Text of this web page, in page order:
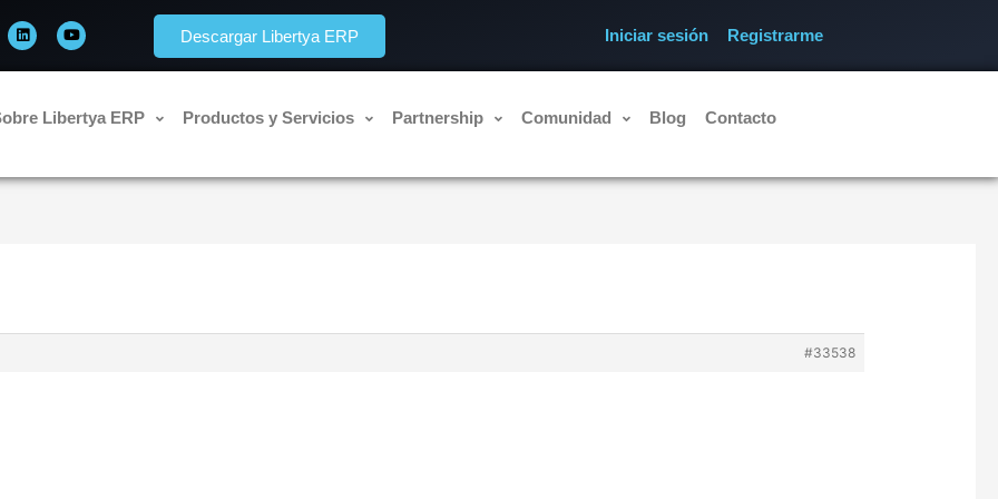
i
n
k
e
n
o
u
t
u
Descargar Libertya ERP Iniciar sesión Registrarme
Libertya ERP Productos y Servicios Partnership Comunidad Blog Contacto
#33538